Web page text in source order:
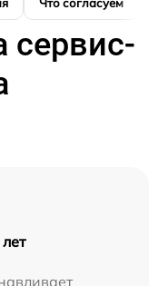
Что согласуем
сервис-